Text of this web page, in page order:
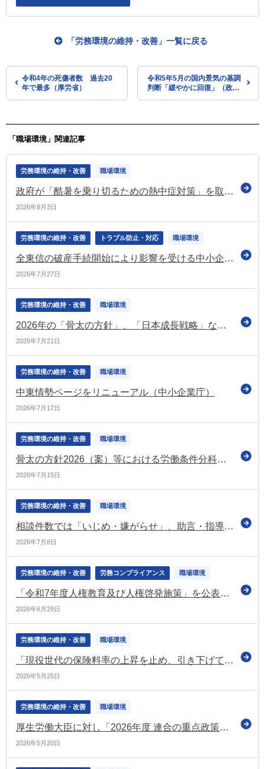
令和4年の死傷者数 過去20
年で最多（厚労省）
「労務環境の維持・改善」一覧に戻る
令和5年5月の国内景気の基調
判断「緩やかに回復」（政府
「職場環境」関連記事
労務環境の維持・改善 職場環境
政府が「酷暑を乗り切るための熱中症対策」を取りまとめ 高齢者・子供・労働者の熱中症対策を推進
2026年8月3日
労務環境の維持・改善 トラブル防止・対応 職場環境
全東信の破産手続開始により影響を受ける中小企業・小規模事業者への支援を実施（経産省）
2026年7月27日
労務環境の維持・改善 職場環境
2026年の「骨太の方針」、「日本成長戦略」などを決定
2026年7月21日
労務環境の維持・改善 職場環境
中東情勢ページをリニューアル（中小企業庁）
2026年7月17日
労務環境の維持・改善 職場環境
骨太の方針2026（案）等における労働条件分科会に関係する部分を紹介（労政審の労働条件分科会）
2026年7月15日
労務環境の維持・改善 職場環境
相談件数では「いじめ・嫌がらせ」、助言・指導の申出件数では「労働条件の引き下げ」、あっせんの申請件数では「解雇」がトップ（令和7年度の個別労働紛争の状況）
2026年7月8日
労務環境の維持・改善 労務コンプライアンス 職場環境
「令和7年度人権教育及び人権啓発施策」を公表 ビジネスと人権や職場におけるハラスメント対策についても掲載（法務省）
2026年6月29日
労務環境の維持・改善 職場環境
「現役世代の保険料率の上昇を止め、引き下げていく」 令和8年度中に改革の具体化と工程の明確化を図る（経済財政諮問会議）
2026年5月25日
労務環境の維持・改善 職場環境
厚生労働大臣に対し「2026年度 連合の重点政策」について要請（連合）
2026年5月20日